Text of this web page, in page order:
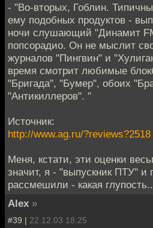
- "Во-вторых, Гоблин.
ему подобных продуктов -
ночи слушающий "Динамит
попсорадио. Он не мыслит
журналов "Пингвин" и
время смотрит любимые
"Бригада", "Бумер", обоих
"Антикиллеров". "
Источник:
http://www.ag.ru/?reviews?2518
Меня, кстати, эти оценки
значит, я - "выпускник ПТУ" и
рассмешили - какая
Alex »
#39 | 22.12.03 18:25